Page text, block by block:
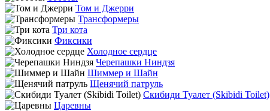
Том и Джерри
Трансформеры
Три кота
Фиксики
Холодное сердце
Черепашки Ниндзя
Шиммер и Шайн
Щенячий патруль
Скибиди Туалет (Skibidi Toilet)
Царевны